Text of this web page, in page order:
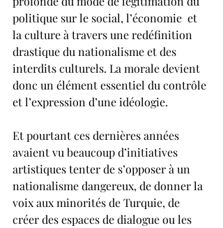
politique sur le social, l’économie  et
la culture à travers une redéfinition
drastique du nationalisme et des
interdits culturels. La morale devient
donc un élément essentiel du contrôle
et l’expression d’une idéologie.
Et pourtant ces dernières années
avaient vu beaucoup d’initiatives
artistiques tenter de s’opposer à un
nationalisme dangereux, de donner la
voix aux minorités de Turquie, de
créer des espaces de dialogue ou les